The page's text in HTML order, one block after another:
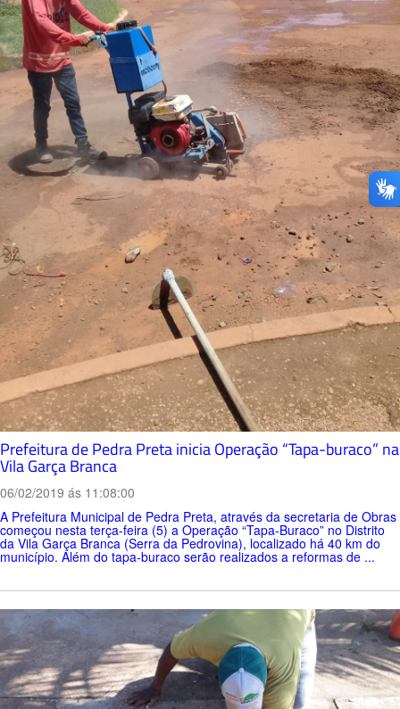
Prefeitura de Pedra Preta inicia Operação “Tapa-buraco” na
Vila Garça Branca
06/02/2019 ás 11:08:00
A Prefeitura Municipal de Pedra Preta, através da secretaria de Obras
começou nesta terça-feira (5) a Operação “Tapa-Buraco” no Distrito
da Vila Garça Branca (Serra da Pedrovina), localizado há 40 km do
município. Além do tapa-buraco serão realizados a reformas de ...